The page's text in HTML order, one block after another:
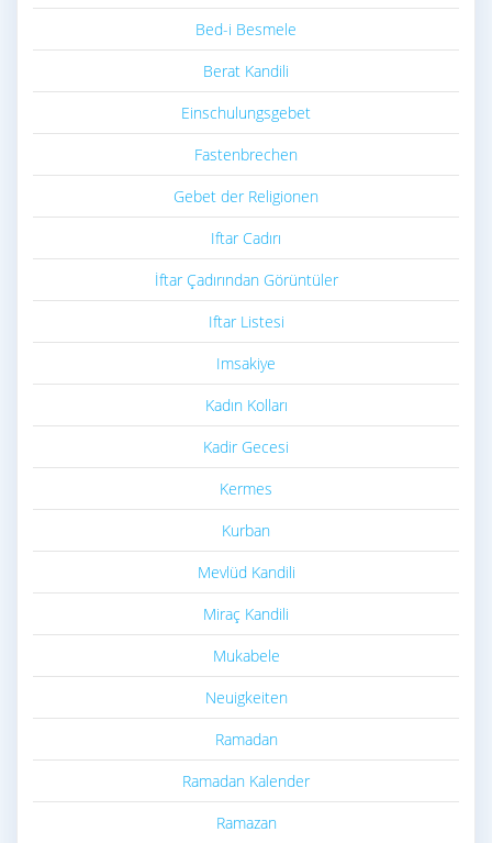
Bed-i Besmele
Berat Kandili
Einschulungsgebet
Fastenbrechen
Gebet der Religionen
Iftar Cadırı
İftar Çadırından Görüntüler
Iftar Listesi
Imsakiye
Kadın Kolları
Kadir Gecesi
Kermes
Kurban
Mevlüd Kandili
Miraç Kandili
Mukabele
Neuigkeiten
Ramadan
Ramadan Kalender
Ramazan